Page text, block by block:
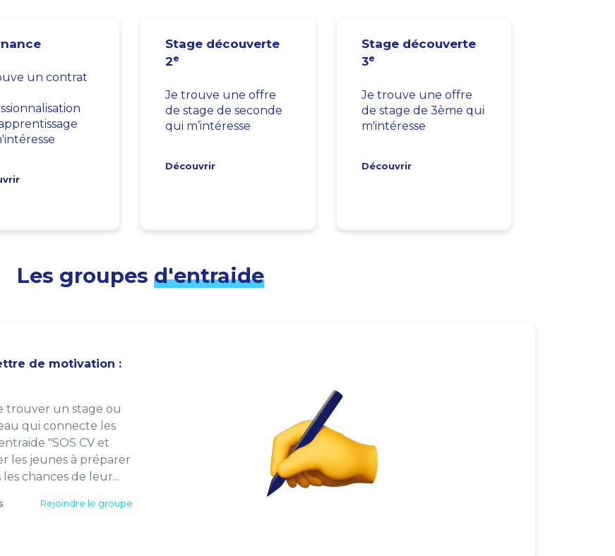
un contrat
Stage découverte
2e
Je trouve une offre
de stage de seconde
qui m’intéresse
Découvrir
Stage découverte
3e
Je trouve une offre
de stage de 3ème qui
m'intéresse
Découvrir
Les groupes d'entraide
de motivation :
trouver un stage ou
qui connecte les
"SOS CV et
les jeunes à préparer
chances de leur...
Rejoindre le groupe